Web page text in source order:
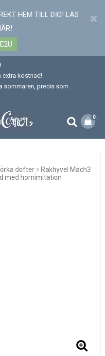
HEM TILL DIG! LÄS
extra kostnad!
sommaren, precis som
0
dofter
Rakhyvel Mach3
med hornimitation